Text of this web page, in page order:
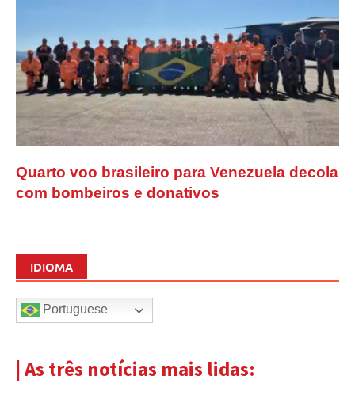
Quarto voo brasileiro para Venezuela decola
com bombeiros e donativos
IDIOMA
Portuguese
| As três notícias mais lidas: